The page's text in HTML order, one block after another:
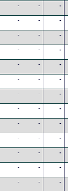
- - -
- - -
- - -
- - -
- - -
- - -
- - -
- - -
- - -
- - -
- - -
- - -
- - -